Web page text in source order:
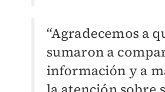
“Agradecemos a
sumaron a
información y a